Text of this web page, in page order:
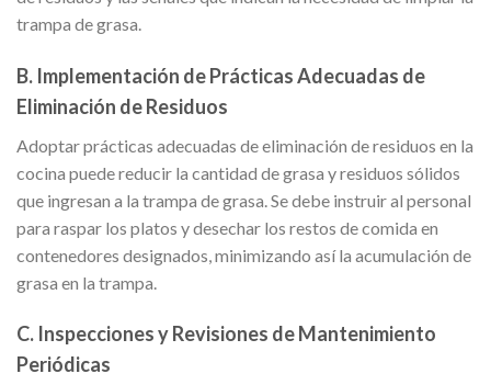
trampa de grasa.
B. Implementación de Prácticas Adecuadas de
Eliminación de Residuos
Adoptar prácticas adecuadas de eliminación de residuos en la
cocina puede reducir la cantidad de grasa y residuos sólidos
que ingresan a la trampa de grasa. Se debe instruir al personal
para raspar los platos y desechar los restos de comida en
contenedores designados, minimizando así la acumulación de
grasa en la trampa.
C. Inspecciones y Revisiones de Mantenimiento
Periódicas